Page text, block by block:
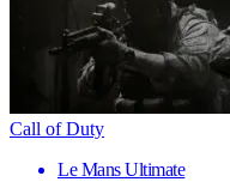
Call of Duty
Le Mans Ultimate